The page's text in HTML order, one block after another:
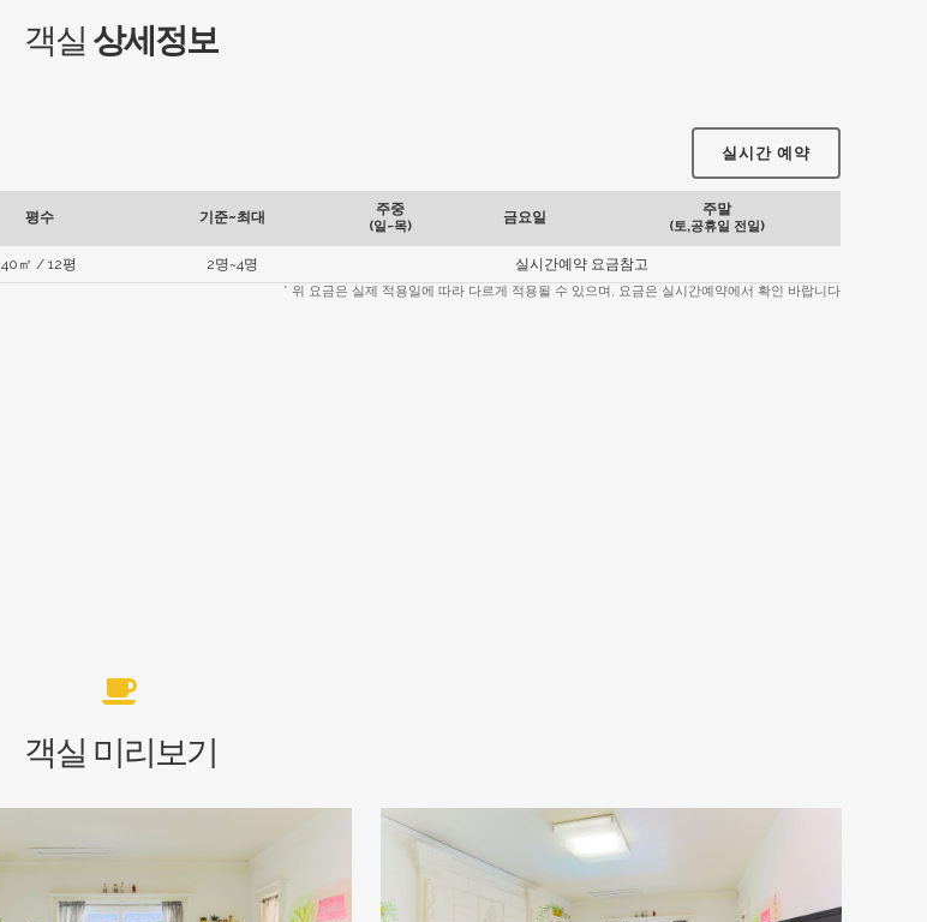
객실 상세정보
실시간 예약
평수 기준~최대 주중
(일~목)
금요일 주말
(토,공휴일 전일)
40㎡ / 12평 2명~4명 실시간예약 요금참고
* 위 요금은 실제 적용일에 따라 다르게 적용될 수 있으며, 요금은 실시간예약에서 확인 바랍니다
객실 미리보기